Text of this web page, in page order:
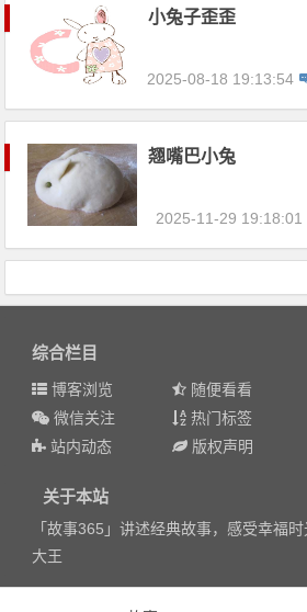
小兔子歪歪
2025-08-18 19:13:54
翘嘴巴小兔
2025-11-29 19:18:01
综合栏目
博客浏览 随便看看
微信关注
热门标签
站内动态
版权声明
关于本站
「故事365」讲述经典故事，感受幸福
大王